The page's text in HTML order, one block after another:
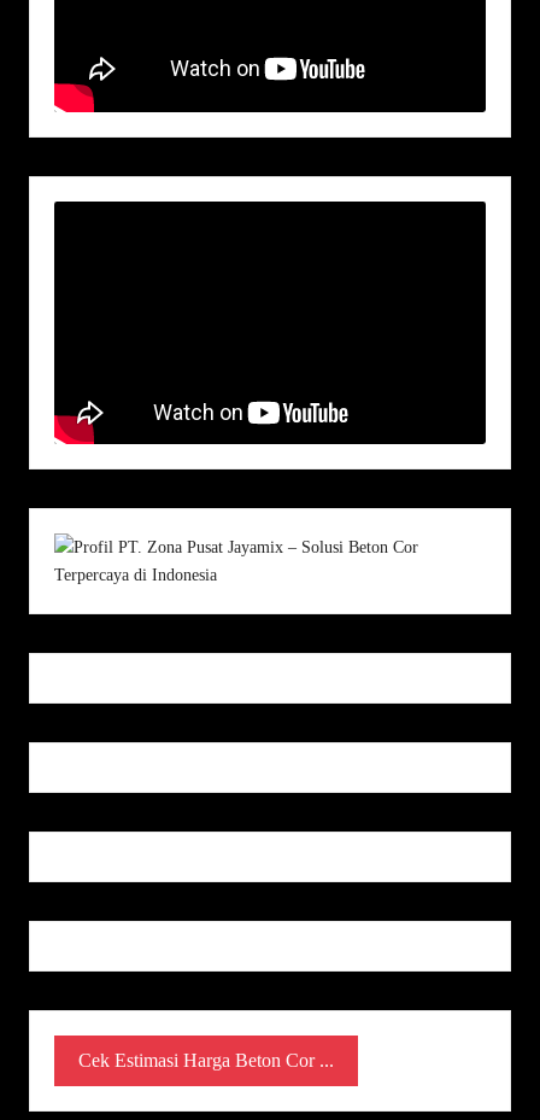
Cek Estimasi Harga Beton Cor ...